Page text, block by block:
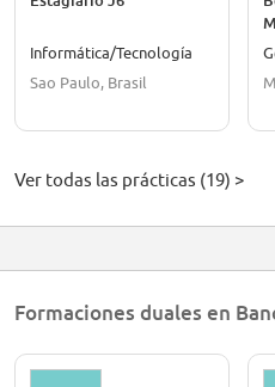
Informática/Tecnología
Sao Paulo, Brasil
Ver todas las prácticas (19) >
Formaciones duales en